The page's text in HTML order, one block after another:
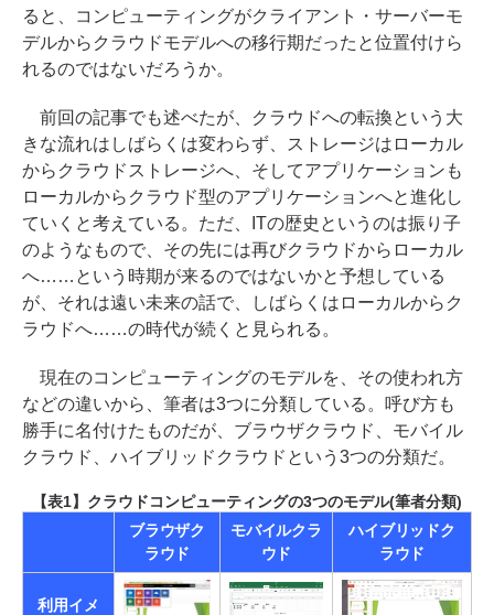
ると、コンピューティングがクライアント・サーバーモ
デルからクラウドモデルへの移行期だったと位置付けら
れるのではないだろうか。
前回の記事でも述べたが、クラウドへの転換という大
きな流れはしばらくは変わらず、ストレージはローカル
からクラウドストレージへ、そしてアプリケーションも
ローカルからクラウド型のアプリケーションへと進化し
ていくと考えている。ただ、ITの歴史というのは振り子
のようなもので、その先には再びクラウドからローカル
へ……という時期が来るのではないかと予想している
が、それは遠い未来の話で、しばらくはローカルからク
ラウドへ……の時代が続くと見られる。
現在のコンピューティングのモデルを、その使われ方
などの違いから、筆者は3つに分類している。呼び方も
勝手に名付けたものだが、ブラウザクラウド、モバイル
クラウド、ハイブリッドクラウドという3つの分類だ。
【表1】クラウドコンピューティングの3つのモデル(筆者分類)
ブラウザク
ラウド
モバイルクラ
ウド
ハイブリッドク
ラウド
利用イメ